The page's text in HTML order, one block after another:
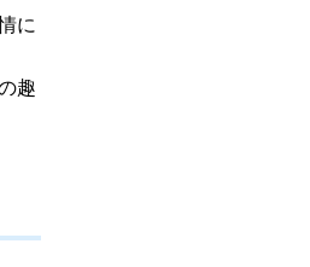
に
趣